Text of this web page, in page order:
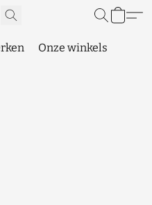
Onze winkels